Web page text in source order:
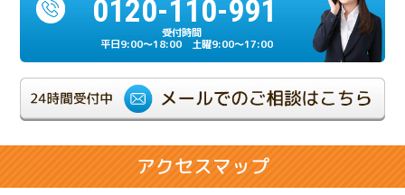
2024.07.17
相続人の一人が重度の認知症だったケース
2024.06.21
相続が複雑化しやすい兄弟相続のケース
相続人同士の折り合いが悪いケース
0120-110-991
平日9:00～18:00 土曜9:00～17:00
アクセスマップ